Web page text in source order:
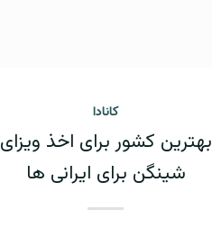
کانادا
بهترین کشور برای اخذ ویزای
شینگن برای ایرانی ها